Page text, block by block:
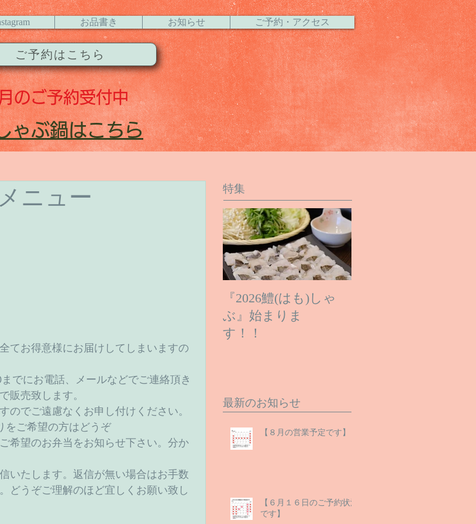
お品書き お知らせ ご予約・アクセス
ご予約はこちら
のご予約受付中
ゃぶ鍋はこちら
ニュー
てお得意様にお届けしてしまいますの
でにお電話、メールなどでご連絡頂き
販売致します。
のでご遠慮なくお申し付けください。
をご希望の方はどうぞ
希望のお弁当をお知らせ下さい。分か
いたします。返信が無い場合はお手数
どうぞご理解のほど宜しくお願い致し
特集
『2026鱧(はも)しゃ
ぶ』始まりま
す！！
最新のお知らせ
【８月の営業予定です】
【６月１６日のご予約状況
です】